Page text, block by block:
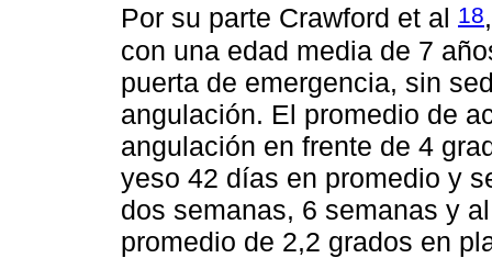
Por su parte Crawford et al
18
con una edad media de 7
puerta de emergencia, sin
angulación. El promedio de
angulación en frente de 4
yeso 42 días en promedio y
dos semanas, 6 semanas y
promedio de 2,2 grados en